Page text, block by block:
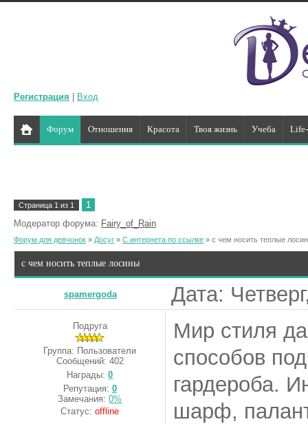
Регистрация Вход
Форум Отношения Красота Твоя жизнь Учеба
Страница 1 из 1
1
Модератор форума: Fairy_of_Rain
Форум для девчонок » Досуг » С интернета по ссылке » с чем носить теплые
с чем носить теплые лосины
spamergoda Дата:
Подруга
Группа: Пользователи
Сообщений: 402
Награды:0
Репутация: 0
Замечания:0%
Статус:offline
Мир стиля
способов
гардероба.
шарф,